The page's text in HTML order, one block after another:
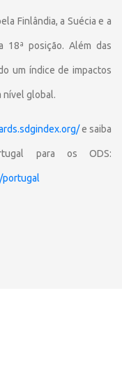
Finlândia, a Suécia e a
18ª posição. Além das
um índice de impactos
nível global.
e saiba
para os ODS:
portugal